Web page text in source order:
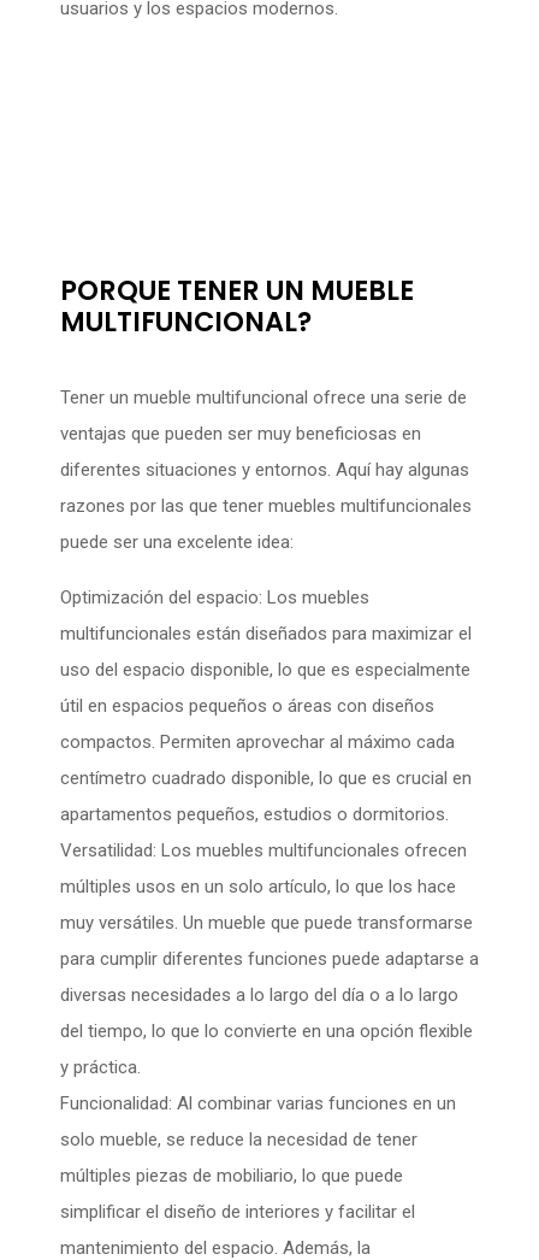
usuarios y los espacios modernos.
PORQUE TENER UN MUEBLE
MULTIFUNCIONAL?
Tener un mueble multifuncional ofrece una serie de
ventajas que pueden ser muy beneficiosas en
diferentes situaciones y entornos. Aquí hay algunas
razones por las que tener muebles multifuncionales
puede ser una excelente idea:
Optimización del espacio: Los muebles
multifuncionales están diseñados para maximizar el
uso del espacio disponible, lo que es especialmente
útil en espacios pequeños o áreas con diseños
compactos. Permiten aprovechar al máximo cada
centímetro cuadrado disponible, lo que es crucial en
apartamentos pequeños, estudios o dormitorios.
Versatilidad: Los muebles multifuncionales ofrecen
múltiples usos en un solo artículo, lo que los hace
muy versátiles. Un mueble que puede transformarse
para cumplir diferentes funciones puede adaptarse a
diversas necesidades a lo largo del día o a lo largo
del tiempo, lo que lo convierte en una opción flexible
y práctica.
Funcionalidad: Al combinar varias funciones en un
solo mueble, se reduce la necesidad de tener
múltiples piezas de mobiliario, lo que puede
simplificar el diseño de interiores y facilitar el
mantenimiento del espacio. Además, la